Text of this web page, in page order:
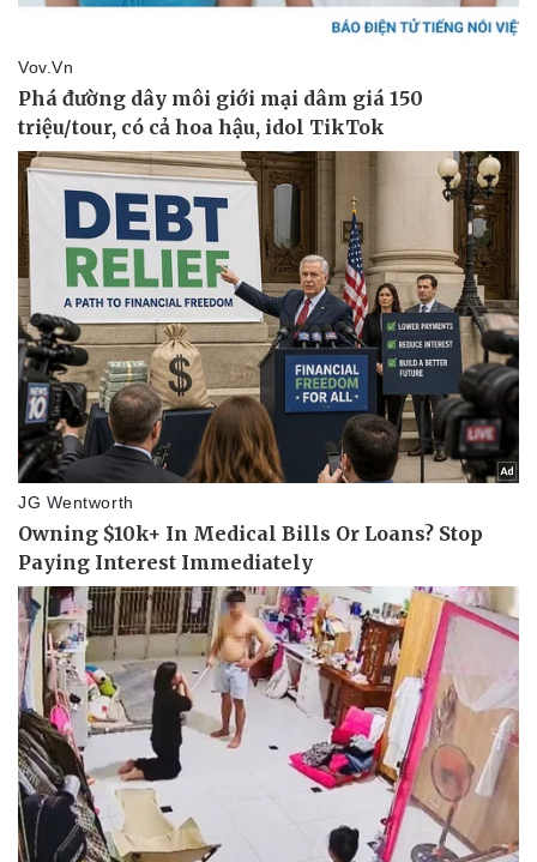
Pháp luật
Vụ án
Tin nóng
Tư vấn luật
Quân sự - Quốc phòng
Vũ khí
Việt Nam
Phân tích